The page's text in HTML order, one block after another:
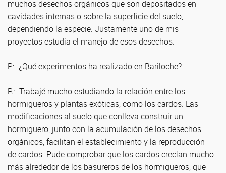
muchos desechos orgánicos que son depositados en
cavidades internas o sobre la superficie del suelo,
dependiendo la especie. Justamente uno de mis
proyectos estudia el manejo de esos desechos.
P:- ¿Qué experimentos ha realizado en Bariloche?
R:- Trabajé mucho estudiando la relación entre los
hormigueros y plantas exóticas, como los cardos. Las
modificaciones al suelo que conlleva construir un
hormiguero, junto con la acumulación de los desechos
orgánicos, facilitan el establecimiento y la reproducción
de cardos. Pude comprobar que los cardos crecían mucho
más alrededor de los basureros de los hormigueros, que